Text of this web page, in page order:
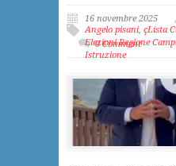
16 novembre 2025
Angelo pisani, çLista
Elezioni Regione
Istruzione
0 Comment